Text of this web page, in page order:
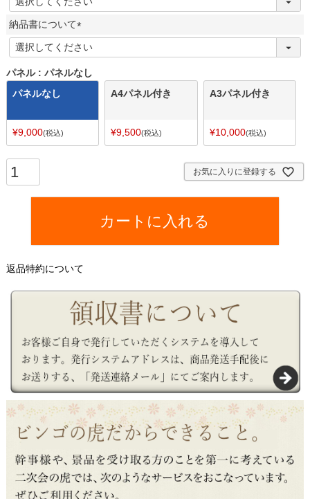
必
)
納品書について
(
必
須
パネル
パネルなし
パネルなし
¥9,000 税込
A4パネル付き
¥9,500 税込
A3パネル付き
¥10,000 税込
お気に入りに登録する
カートに入れる
返品特約について